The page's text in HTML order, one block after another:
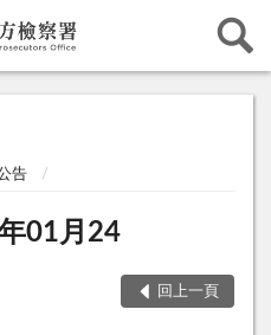
告
01月24
回上一頁